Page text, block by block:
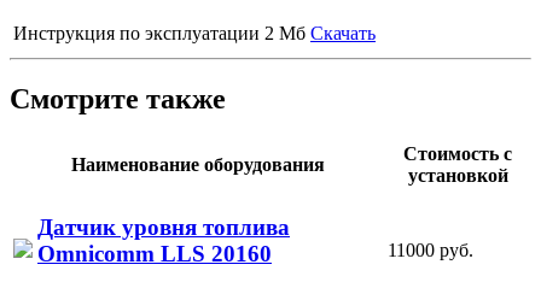
Инструкция по эксплуатации 2 Мб Скачать
Смотрите также
Наименование оборудования
Стоимость с
установкой
Датчик уровня топлива
Omnicomm LLS 20160
11000 руб.